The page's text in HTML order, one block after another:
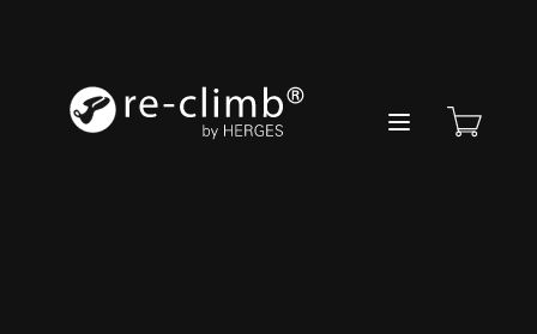
Open main menu